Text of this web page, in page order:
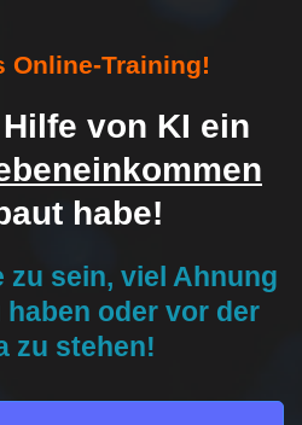
Online-Training!
von KI ein
habe!
zu sein, viel Ahnung
oder vor der
zu stehen!